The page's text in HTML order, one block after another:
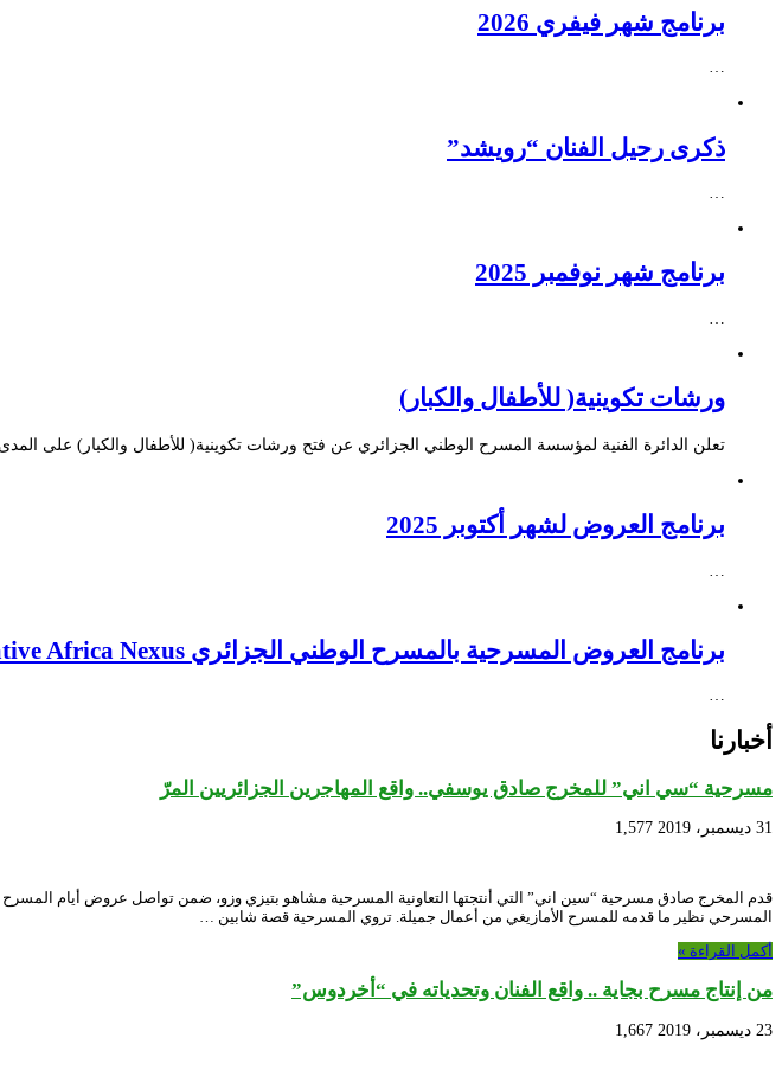
برنامج شهر فيفري 2026
…
ذكرى رحيل الفنان “رويشد”
…
برنامج شهر نوفمبر 2025
ورشات تكوينية( للأطفال والكبار)
تعلن الدائرة الفنية لمؤسسة المسرح الوطني الجزائري عن فتح ورشات تكوينية( للأطفال والكبار) على
برنامج العروض لشهر أكتوبر 2025
برنامج العروض المسرحية بالمسرح الوطني الجزائري CANEX – Creative Africa Nexus في إطار
…
أخبارنا
مسرحية “سي اني” للمخرج صادق يوسفي.. واقع المهاجرين الجزائريين المرّ
31 ديسمبر، 2019 1,577
قدم المخرج صادق مسرحية “سين اني” التي أنتجتها التعاونية المسرحية مشاهو بتيزي وزو، ضمن تواصل عروض أيام
المسرحي نظير ما قدمه للمسرح الأمازيغي من أعمال جميلة. تروي المسرحية قصة شابين …
أكمل القراءة »
من إنتاج مسرح بجاية .. واقع الفنان وتحدياته في “أخردوس”
23 ديسمبر، 2019 1,667